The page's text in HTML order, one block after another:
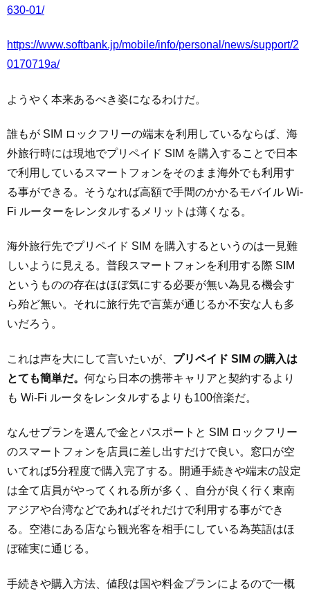
630-01/
https://www.softbank.jp/mobile/info/personal/news/support/2
0170719a/
ようやく本来あるべき姿になるわけだ。
誰もが SIM ロックフリーの端末を利用しているならば、海
外旅行時には現地でプリペイド SIM を購入することで日本
で利用しているスマートフォンをそのまま海外でも利用す
る事ができる。そうなれば高額で手間のかかるモバイル Wi-
Fi ルーターをレンタルするメリットは薄くなる。
海外旅行先でプリペイド SIM を購入するというのは一見難
しいように見える。普段スマートフォンを利用する際 SIM
というものの存在はほぼ気にする必要が無い為見る機会す
ら殆ど無い。それに旅行先で言葉が通じるか不安な人も多
いだろう。
これは声を大にして言いたいが、 プリペイド SIM の購入は
とても簡単だ。 何なら日本の携帯キャリアと契約するより
も Wi-Fi ルータをレンタルするよりも100倍楽だ。
なんせプランを選んで金とパスポートと SIM ロックフリー
のスマートフォンを店員に差し出すだけで良い。窓口が空
いてれば5分程度で購入完了する。開通手続きや端末の設定
は全て店員がやってくれる所が多く、自分が良く行く東南
アジアや台湾などであればそれだけで利用する事ができ
る。空港にある店なら観光客を相手にしている為英語はほ
ぼ確実に通じる。
手続きや購入方法、値段は国や料金プランによるので一概